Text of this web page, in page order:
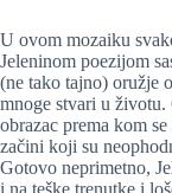
U ovom mozaiku
Jeleninom poezijom
(ne tako tajno) oružje
mnoge stvari u životu.
obrazac prema kom
začini koji su
Gotovo neprimetno,
i na teške trenutke i